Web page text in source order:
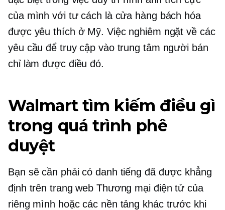
của mình với tư cách là cửa hàng bách hóa
được yêu thích ở Mỹ. Việc nghiêm ngặt về các
yêu cầu để truy cập vào trung tâm người bán
chỉ làm được điều đó.
Walmart tìm kiếm điều gì
trong quá trình phê
duyệt
Bạn sẽ cần phải có danh tiếng đã được khẳng
định trên trang web Thương mại điện tử của
riêng mình hoặc các nền tảng khác trước khi